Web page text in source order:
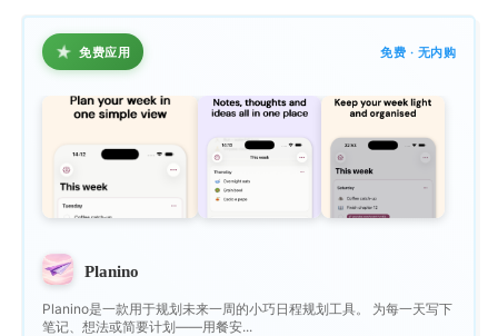
★ 免费应用 免费 · 无内购
Planino
Planino是一款用于规划未来一周的小巧日程规划工具。 为每一天写下
笔记、想法或简要计划——用餐安...